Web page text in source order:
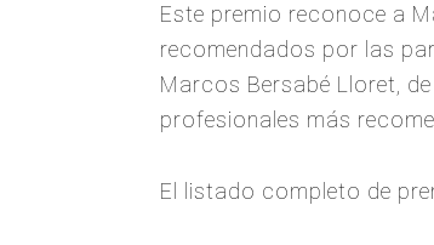
Este premio reconoce a
recomendados por las
Marcos Bersabé Lloret,
profesionales más
El listado completo de